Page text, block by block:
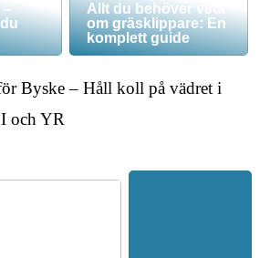
Allt du behöver veta
om gräsklippare: En
komplett guide
Byske – Håll koll på vädret i
och YR